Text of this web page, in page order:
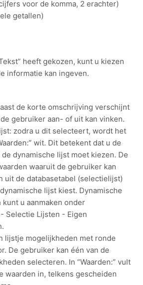
voor de komma, 2 erachter)
getallen)
heeft gekozen, kunt u kiezen
informatie kan ingeven.
de korte omschrijving verschijnt
gebruiker aan- of uit kan vinken.
zodra u dit selecteert, wordt het
wit. Dit betekent dat u de
dynamische lijst moet kiezen. De
waaruit de gebruiker kan
uit de databasetabel (selectielijst)
lijst kiest. Dynamische
u aanmaken onder
Selectie Lijsten - Eigen
lijstje mogelijkheden met ronde
De gebruiker kan één van de
selecteren. In “Waarden:” vult
waarden in, telkens gescheiden